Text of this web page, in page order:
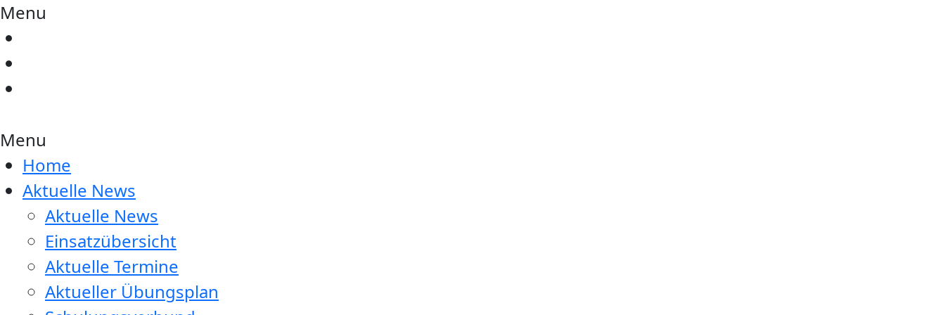
Menu
Menu
Home
Aktuelle News
Aktuelle News
Einsatzübersicht
Aktuelle Termine
Aktueller Übungsplan